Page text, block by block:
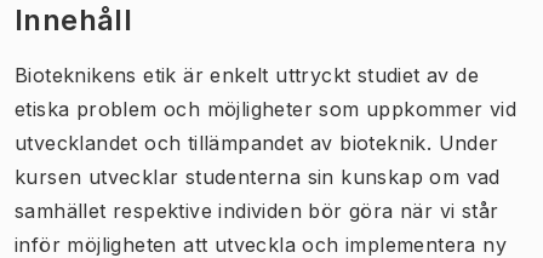
Innehåll
Bioteknikens etik är enkelt uttryckt studiet av de
etiska problem och möjligheter som uppkommer vid
utvecklandet och tillämpandet av bioteknik. Under
kursen utvecklar studenterna sin kunskap om vad
samhället respektive individen bör göra när vi står
inför möjligheten att utveckla och implementera ny